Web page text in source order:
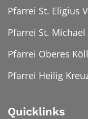
Pfarrei St. Eligius
Pfarrei St.
Pfarrei Oberes
Pfarrei Heilig
Quicklinks